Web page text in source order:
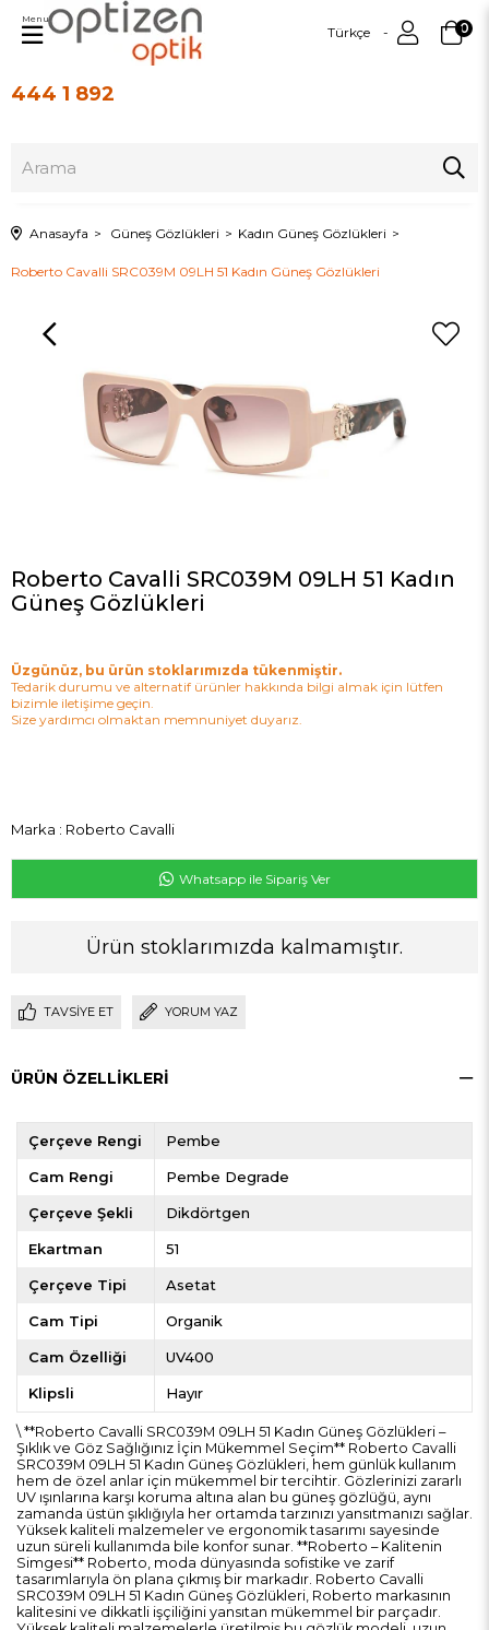
444 1 892
Türkçe 0
Menu
Anasayfa Güneş Gözlükleri Kadın Güneş Gözlükleri
Roberto Cavalli SRC039M 09LH 51 Kadın Güneş Gözlükleri
Roberto Cavalli SRC039M 09LH 51 Kadın
Güneş Gözlükleri
Üzgünüz, bu ürün stoklarımızda tükenmiştir.
Tedarik durumu ve alternatif ürünler hakkında bilgi almak için lütfen
bizimle iletişime geçin.
Size yardımcı olmaktan memnuniyet duyarız.
Marka : Roberto Cavalli
Whatsapp ile Sipariş Ver
Ürün stoklarımızda kalmamıştır.
TAVSIYE ET YORUM YAZ
ÜRÜN ÖZELLIKLERI
Çerçeve Rengi Pembe
Cam Rengi Pembe Degrade
Çerçeve Şekli Dikdörtgen
Ekartman 51
Çerçeve Tipi Asetat
Cam Tipi Organik
Cam Özelliği UV400
Klipsli Hayır
\ **Roberto Cavalli SRC039M 09LH 51 Kadın Güneş Gözlükleri –
Şıklık ve Göz Sağlığınız İçin Mükemmel Seçim** Roberto Cavalli
SRC039M 09LH 51 Kadın Güneş Gözlükleri, hem günlük kullanım
hem de özel anlar için mükemmel bir tercihtir. Gözlerinizi zararlı
UV ışınlarına karşı koruma altına alan bu güneş gözlüğü, aynı
zamanda üstün şıklığıyla her ortamda tarzınızı yansıtmanızı sağlar.
Yüksek kaliteli malzemeler ve ergonomik tasarımı sayesinde
uzun süreli kullanımda bile konfor sunar. **Roberto – Kalitenin
Simgesi** Roberto, moda dünyasında sofistike ve zarif
tasarımlarıyla ön plana çıkmış bir markadır. Roberto Cavalli
SRC039M 09LH 51 Kadın Güneş Gözlükleri, Roberto markasının
kalitesini ve dikkatli işçiliğini yansıtan mükemmel bir parçadır.